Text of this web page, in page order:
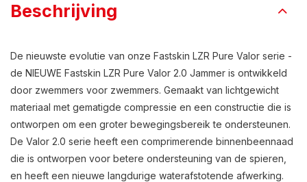
Beschrijving
De nieuwste evolutie van onze Fastskin LZR Pure Valor serie -
de NIEUWE Fastskin LZR Pure Valor 2.0 Jammer is ontwikkeld
door zwemmers voor zwemmers. Gemaakt van lichtgewicht
materiaal met gematigde compressie en een constructie die is
ontworpen om een groter bewegingsbereik te ondersteunen.
De Valor 2.0 serie heeft een comprimerende binnenbeennaad
die is ontworpen voor betere ondersteuning van de spieren,
en heeft een nieuwe langdurige waterafstotende afwerking.